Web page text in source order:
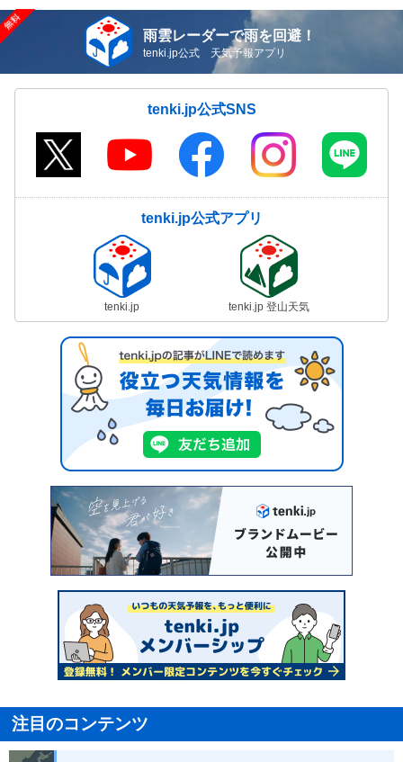
雨雲レーダーで雨を回避！
tenki.jp公式 天気予報アプリ
tenki.jp公式SNS
tenki.jp公式アプリ
tenki.jp tenki.jp 登山天気
注目のコンテンツ